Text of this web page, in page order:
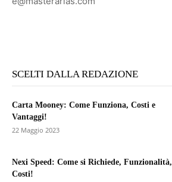
SCELTI DALLA REDAZIONE
Carta Mooney: Come Funziona, Costi e
Vantaggi!
22 Maggio 2023
Nexi Speed: Come si Richiede, Funzionalità,
Costi!